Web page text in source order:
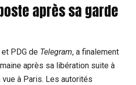
après sa garde
PDG de Telegram, a finalement
après sa libération suite à
à Paris. Les autorités